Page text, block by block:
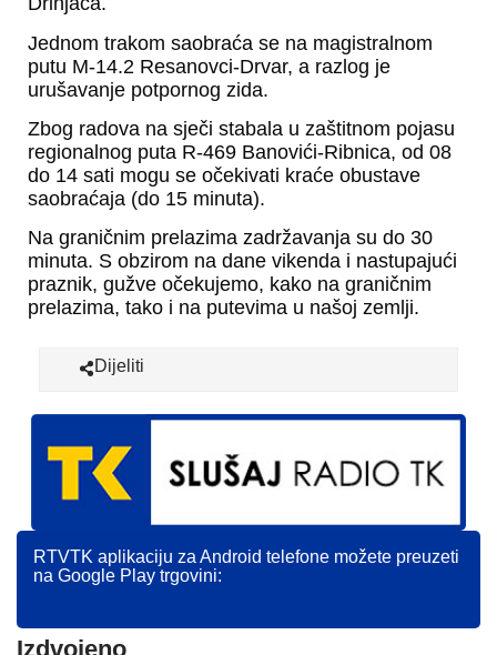
Jednom trakom saobraća se na magistralnom
putu M-14.2 Resanovci-Drvar, a razlog je
urušavanje potpornog zida.
Zbog radova na sječi stabala u zaštitnom pojasu
regionalnog puta R-469 Banovići-Ribnica, od 08
do 14 sati mogu se očekivati kraće obustave
saobraćaja (do 15 minuta).
Na graničnim prelazima zadržavanja su do 30
minuta. S obzirom na dane vikenda i nastupajući
praznik, gužve očekujemo, kako na graničnim
prelazima, tako i na putevima u našoj zemlji.
Dijeliti
RTVTK aplikaciju za Android telefone možete preuzeti
na Google Play trgovini:
Izdvojeno